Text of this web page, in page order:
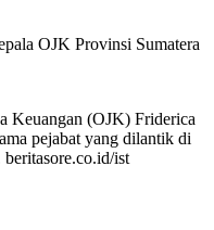
Keuangan (OJK) Friderica
pejabat yang dilantik di
ist